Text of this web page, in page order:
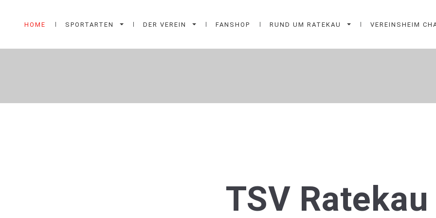
HOME SPORTARTEN DER VEREIN FANSHOP RUND UM RATEKAU VEREINSHEIM
TSV Ratekau